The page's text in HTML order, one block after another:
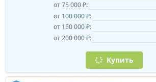
от 75 000 ₽:
от 100 000 ₽:
от 150 000 ₽:
от 200 000 ₽:
Купить